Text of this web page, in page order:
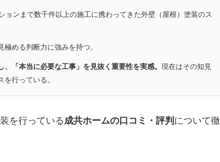
ンまで数千件以上の施工に携わってきた外壁（屋根）塗装のス
める判断力に強みを持つ。
「本当に必要な工事」を見抜く重要性を実感。 現在はその知見
行っている。
を行っている成共ホームの口コミ・評判 について徹